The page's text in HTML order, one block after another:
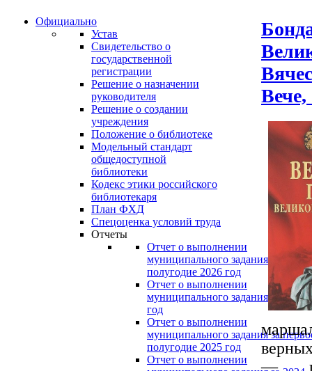
Официально
Устав
Свидетельство о
государственной
регистрации
Решение о назначении
руководителя
Решение о создании
учреждения
Положение о библиотеке
Модельный стандарт
общедоступной
библиотеки
Кодекс этики российского
библиотекаря
План ФХД
Спецоценка условий труда
Отчеты
Отчет о выполнении
муниципального задания за
полугодие 2026 год
Отчет о выполнении
муниципального задания за 2025
год
Отчет о выполнении
муниципального задания за
полугодие 2025 год
Отчет о выполнении
Вече,
—